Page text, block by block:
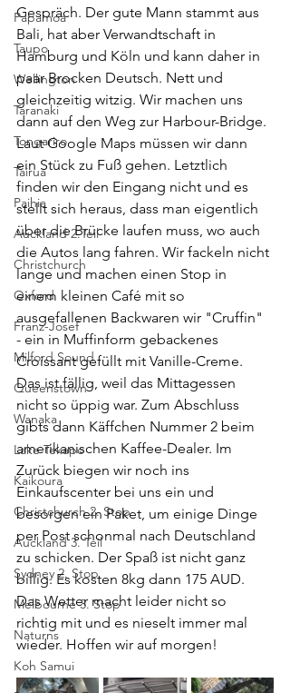
Papamoa
Taupo
Wellington
Taranaki
Tongariro
Tairua
Paihia
Auckland 2.Teil
Christchurch
Oxford
Franz-Josef
Milford Sound
Queenstown
Wanaka
Lake Tekapo
Kaikoura
Christchurch 2. Stop
Auckland 3. Teil
Sydney 2. Stop
Melbourne 3. Stop
Naturns
Koh Samui
Gespräch. Der gute Mann stammt aus
Bali, hat aber Verwandtschaft in
Hamburg und Köln und kann daher in
paar Brocken Deutsch. Nett und
gleichzeitig witzig. Wir machen uns
dann auf den Weg zur Harbour-Bridge.
Laut Google Maps müssen wir dann
ein Stück zu Fuß gehen. Letztlich
finden wir den Eingang nicht und es
stellt sich heraus, dass man eigentlich
über die Brücke laufen muss, wo auch
die Autos lang fahren. Wir fackeln nicht
lange und machen einen Stop in
einem kleinen Café mit so
ausgefallenen Backwaren wir "Cruffin"
- ein in Muffinform gebackenes
Croissant gefüllt mit Vanille-Creme.
Das ist fällig, weil das Mittagessen
nicht so üppig war. Zum Abschluss
gibts dann Käffchen Nummer 2 beim
amerikanischen Kaffee-Dealer. Im
Zurück biegen wir noch ins
Einkaufscenter bei uns ein und
besorgen ein Paket, um einige Dinge
per Post schonmal nach Deutschland
zu schicken. Der Spaß ist nicht ganz
billig. Es kosten 8kg dann 175 AUD.
Das Wetter macht leider nicht so
richtig mit und es nieselt immer mal
wieder. Hoffen wir auf morgen!